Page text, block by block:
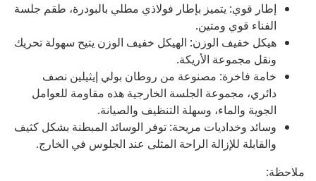
إطار قوي: يتميز بإطار فولاذي مطلي بالبودرة، طقم جلسة
الفناء قوي ومتين.
هيكل خفيف الوزن: الهيكل خفيف الوزن يتيح سهولة تحريك
ونقل مجموعة الأريكة.
خامة فاخرة: مصنوعة من روطان بولي إيثيلين نصف
دائري، مجموعة الجلسة الخارجية هذه مقاومة للعوامل
الجوية والماء، وسهلة التنظيف والصيانة.
وسائد وخداديات مريحة: توفر الوسائد المبطنة بشكل كثيف
والقابلة للإزالة الراحة المثلى عند الجلوس في الخارج.
ملاحظة: